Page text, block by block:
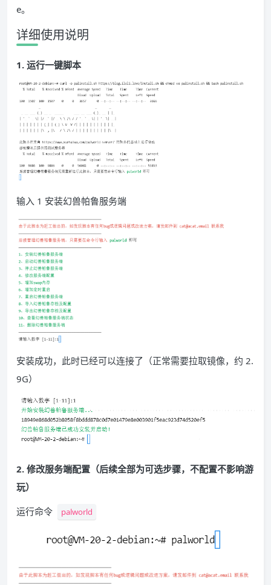
e。
详细使用说明
1. 运行一键脚本
输入 1 安装幻兽帕鲁服务端
安装成功，此时已经可以连接了（正常需要拉取镜像，约 2.
9G）
2. 修改服务端配置（后续全部为可选步骤，不配置不影响游
玩）
运行命令
palworld